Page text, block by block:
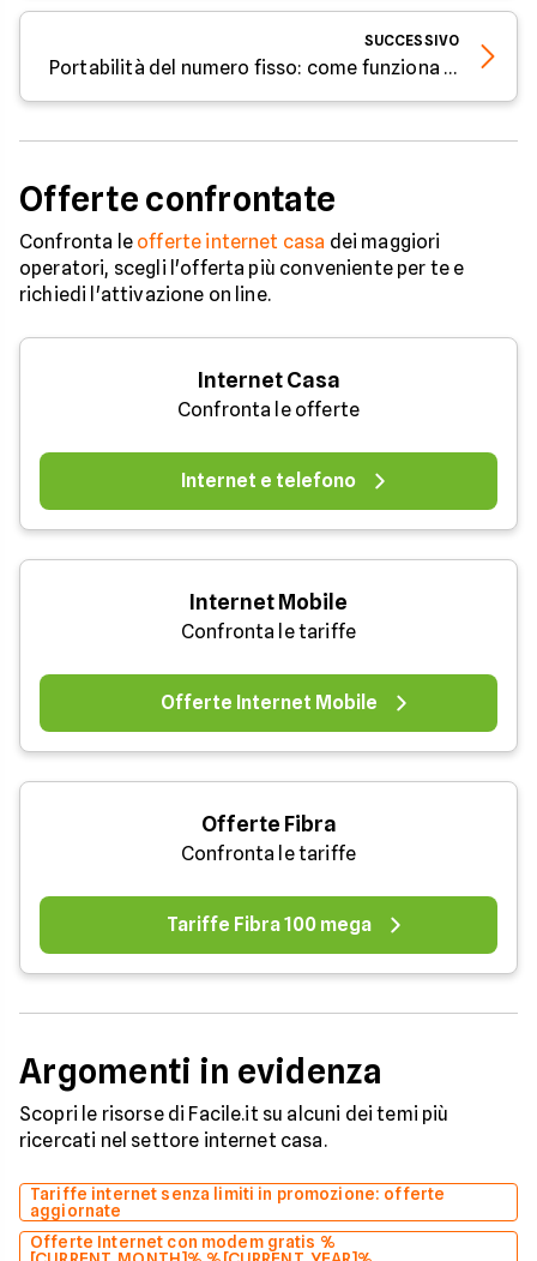
SUCCESSIVO
Portabilità del numero fisso: come funziona e tempistiche
Offerte confrontate
Confronta le offerte internet casa dei maggiori
operatori, scegli l'offerta più conveniente per te e
richiedi l'attivazione on line.
Internet Casa
Confronta le offerte
Internet e telefono
Internet Mobile
Confronta le tariffe
Offerte Internet Mobile
Offerte Fibra
Confronta le tariffe
Tariffe Fibra 100 mega
Argomenti in evidenza
Scopri le risorse di Facile.it su alcuni dei temi più
ricercati nel settore internet casa.
Tariffe internet senza limiti in promozione: offerte
aggiornate
Offerte Internet con modem gratis %